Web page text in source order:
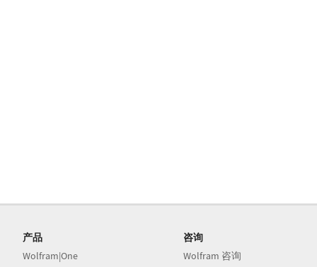
产品
Wolfram|One
咨询
Wolfram 咨询